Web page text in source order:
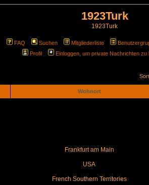
1923Turk
1923Turk
FAQ Suchen Mitgliederliste
Profil
Einloggen, um private Nachrichten zu
Wohnort
Frankfurt am Main
USA
French Southern Territories